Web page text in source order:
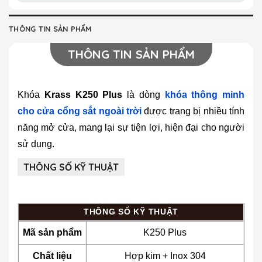
THÔNG TIN SẢN PHẨM
THÔNG TIN SẢN PHẨM
Khóa Krass K250 Plus là dòng
khóa thông minh
cho cửa cổng sắt ngoài trời được trang bị nhiều tính
năng mở cửa, mang lại sự tiện lợi, hiện đại cho người
sử dụng.
THÔNG SỐ KỸ THUẬT
THÔNG SỐ KỸ THUẬT
Mã sản phẩm K250 Plus
Chất liệu Hợp kim + Inox 304